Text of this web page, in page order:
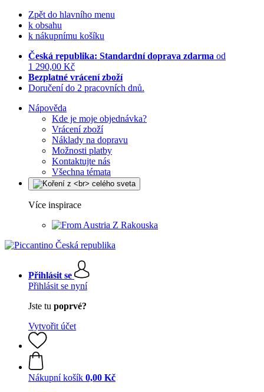
Zpět do hlavního menu
k obsahu
k nákupnímu košíku
Česká republika: Standardní doprava zdarma od
1 290,00 Kč
Bezplatné vrácení zboží
Doručení do 2 pracovních dnů.
Nápověda
Kde je moje objednávka?
Vrácení zboží
Náklady na dopravu
Možnosti platby
Kontaktujte nás
Všechna témata
Více inspirace
Z Rakouska
Přihlásit se
Přihlásit se nyní
Jste tu poprvé?
Vytvořit účet
Nákupní košík 0,00 Kč